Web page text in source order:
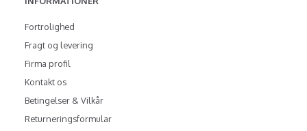
Fortrolighed
Fragt og levering
Firma profil
Kontakt os
Betingelser & Vilkår
Returneringsformular